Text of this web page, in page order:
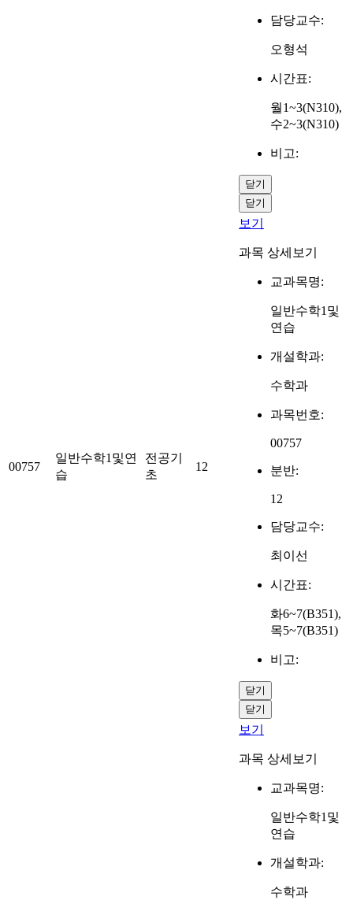
담당교수:
오형석
시간표:
월1~3(N310),
수2~3(N310)
비고:
닫기
닫기
00757
일반수학1및연
습
전공기
초
12
보기
과목 상세보기
교과목명:
일반수학1및
연습
개설학과:
수학과
과목번호:
00757
분반:
12
담당교수:
최이선
시간표:
화6~7(B351),
목5~7(B351)
비고:
닫기
닫기
보기
과목 상세보기
교과목명:
일반수학1및
연습
개설학과:
수학과